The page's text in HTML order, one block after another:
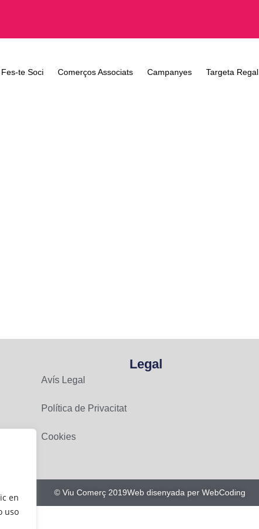
en
uso
Fes-te Soci Comerços Associats Campanyes Targeta Regal
Legal
Avís Legal
Política de Privacitat
Cookies
© Viu Comerç 2019Web disenyada per WebCoding